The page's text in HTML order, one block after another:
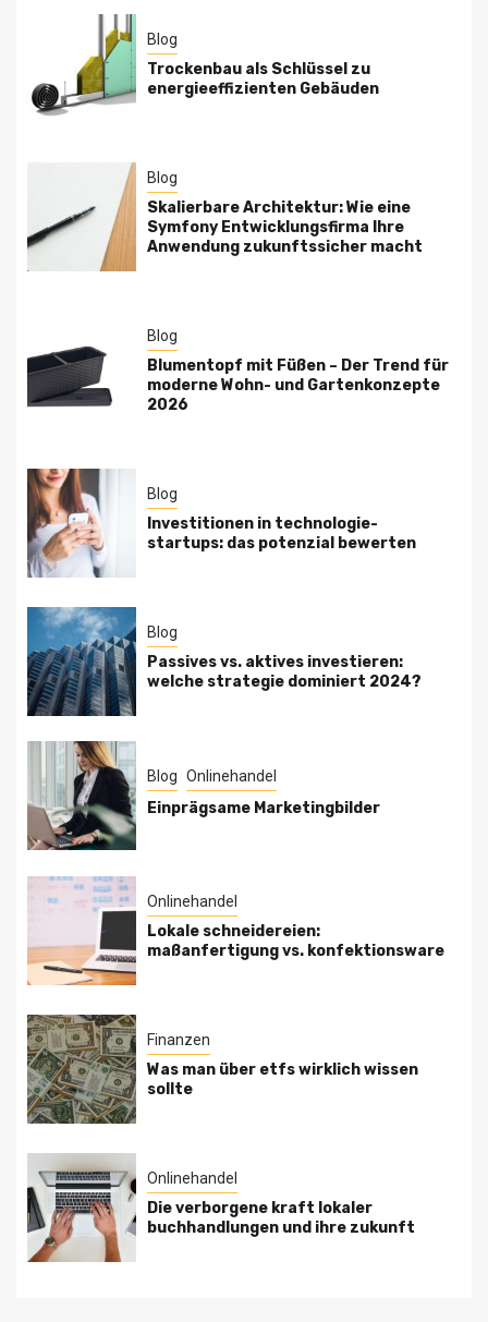
Blog
Trockenbau als Schlüssel zu
energieeffizienten Gebäuden
Blog
Skalierbare Architektur: Wie eine
Symfony Entwicklungsfirma Ihre
Anwendung zukunftssicher macht
Blog
Blumentopf mit Füßen – Der Trend für
moderne Wohn- und Gartenkonzepte
2026
Blog
Investitionen in technologie-
startups: das potenzial bewerten
Blog
Passives vs. aktives investieren:
welche strategie dominiert 2024?
Blog Onlinehandel
Einprägsame Marketingbilder
Onlinehandel
Lokale schneidereien:
maßanfertigung vs. konfektionsware
Finanzen
Was man über etfs wirklich wissen
sollte
Onlinehandel
Die verborgene kraft lokaler
buchhandlungen und ihre zukunft